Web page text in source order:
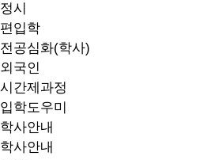
정시
편입학
전공심화(학사)
외국인
시간제과정
입학도우미
학사안내
학사안내